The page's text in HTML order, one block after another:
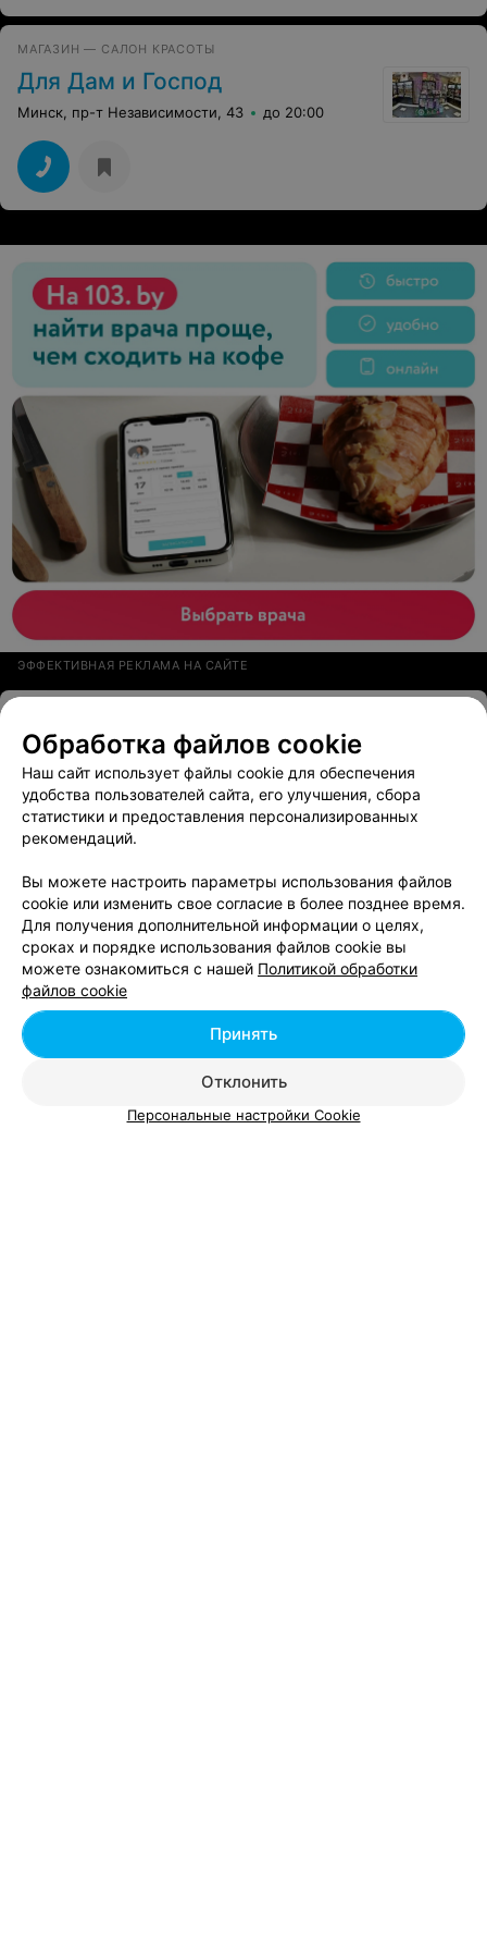
МАГАЗИН — САЛОН КРАСОТЫ
Для Дам и Господ
Минск, пр-т Независимости, 43 до 20:00
ЭФФЕКТИВНАЯ РЕКЛАМА НА САЙТЕ
МАКЕY
Минск, пр-т Независимости, 43 до 20:00
МАГАЗИН АЛКОГОЛЬНЫХ НАПИТКОВ
Семь пятниц
Минск, ул. Независимости, 52 до 22:05
Отзывы
Обработка файлов cookie
Наш сайт использует файлы cookie для обеспечения
удобства пользователей сайта, его улучшения, сбора
статистики и предоставления персонализированных
рекомендаций.
Вы можете настроить параметры использования файлов
cookie или изменить свое согласие в более позднее время.
Для получения дополнительной информации о целях,
сроках и порядке использования файлов cookie вы
можете ознакомиться с нашей Политикой обработки
файлов cookie
Отклонить
Принять
Персональные настройки Cookie